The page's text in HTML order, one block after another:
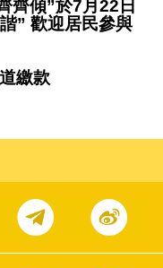
齊傾”於7月22日
” 歡迎居民參與
繳款